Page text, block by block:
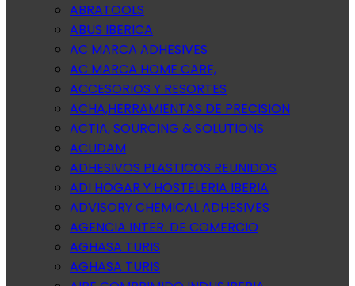
ABRATOOLS
ABUS IBERICA
AC MARCA ADHESIVES
AC MARCA HOME CARE,
ACCESORIOS Y RESORTES
ACHA,HERRAMIENTAS DE PRECISION
ACTIA, SOURCING & SOLUTIONS
ACUDAM
ADHESIVOS PLASTICOS REUNIDOS
ADI HOGAR Y HOSTELERIA IBERIA
ADVISORY CHEMICAL ADHESIVES
AGENCIA INTER. DE COMERCIO
AGHASA TURIS
AGHASA TURIS